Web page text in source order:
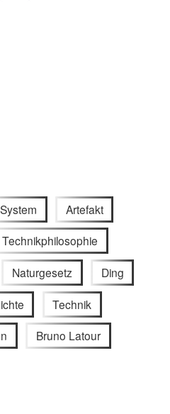
System Artefakt
Technikphilosophie
Naturgesetz Ding
Technik
Bruno Latour